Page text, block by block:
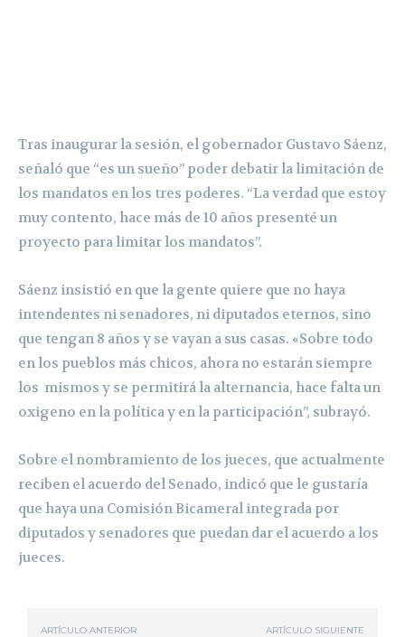
Tras inaugurar la sesión, el gobernador Gustavo Sáenz,
señaló que “es un sueño” poder debatir la limitación de
los mandatos en los tres poderes. “La verdad que estoy
muy contento, hace más de 10 años presenté un
proyecto para limitar los mandatos”.
Sáenz insistió en que la gente quiere que no haya
intendentes ni senadores, ni diputados eternos, sino
que tengan 8 años y se vayan a sus casas. «Sobre todo
en los pueblos más chicos, ahora no estarán siempre
los mismos y se permitirá la alternancia, hace falta un
oxigeno en la política y en la participación”, subrayó.
Sobre el nombramiento de los jueces, que actualmente
reciben el acuerdo del Senado, indicó que le gustaría
que haya una Comisión Bicameral integrada por
diputados y senadores que puedan dar el acuerdo a los
jueces.
ARTÍCULO ANTERIOR ARTÍCULO SIGUIENTE